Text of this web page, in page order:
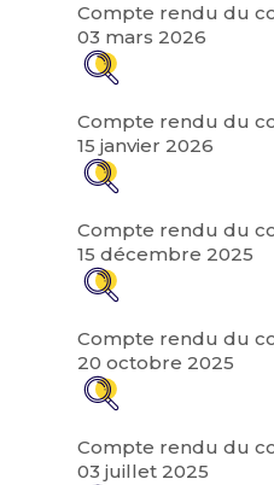
Compte rendu du
03 mars 2026
Compte rendu du
15 janvier 2026
Compte rendu du
15 décembre 2025
Compte rendu du
20 octobre 2025
Compte rendu du
03 juillet 2025